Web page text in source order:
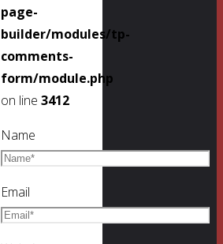
page-
builder/modules/tp-
comments-
form/module.php
on line 3412
Name
Email